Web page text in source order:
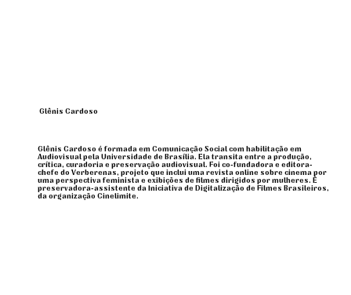
Glênis Cardoso é formada em Comunicação Social com habilitação em
Audiovisual pela Universidade de Brasília. Ela transita entre a produção,
crítica, curadoria e preservação audiovisual. Foi co-fundadora e editora-
chefe do Verberenas, projeto que inclui uma revista online sobre cinema por
uma perspectiva feminista e exibições de filmes dirigidos por mulheres. É
preservadora-assistente da Iniciativa de Digitalização de Filmes Brasileiros,
da organização Cinelimite.
Glênis Cardoso